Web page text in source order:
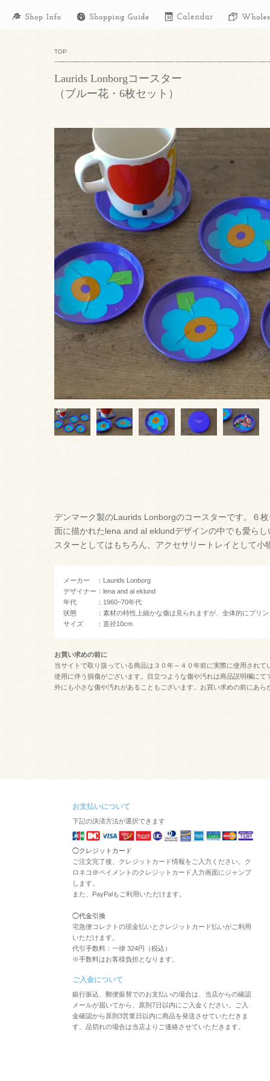
TOP
Laurids Lonborgコースター
（ブルー花・6枚セット）
デンマーク製のLaurids Lonborgのコースターです。６
面に描かれたlena and al eklundデザインの中でも愛ら
スターとしてはもちろん、アクセサリートレイとして
メーカー ：Laurids Lonborg
デザイナー：lena and al eklund
年代 ：1960~70年代
状態 ：素材の特性上細かな傷は見られますが、全体的にプリン
サイズ ：直径10cm
お買い求めの前に
当サイトで取り扱っている商品は３０年～４０年前に実際に使用され
使用に伴う損傷がございます。目立つような傷や汚れは商品説明欄に
外にも小さな傷や汚れがあることもございます。お買い求めの前にあら
お支払いについて
下記の決済方法が選択できます
◯クレジットカード
ご注文完了後、クレジットカード情報をご入力ください。ク
ロネコ＠ペイメントのクレジットカード入力画面にジャンプ
します。
また、PayPalもご利用いただけます。
◯代金引換
宅急便コレクトの現金払いとクレジットカード払いがご利用
いただけます。
代引手数料：一律 324円（税込）
※手数料はお客様負担となります。
ご入金について
銀行振込、郵便振替でのお支払いの場合は、当店からの確認
メールが届いてから、原則7日以内にご入金ください。ご入
金確認から原則3営業日以内に商品を発送させていただきま
す。品切れの場合は当店よりご連絡させていただきます。